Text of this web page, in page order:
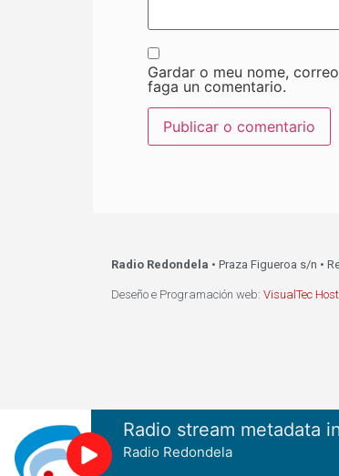
Gardar o meu nome,
faga un comentario.
Radio Redondela • Praza Figueroa s/n •
Deseño e Programación web: VisualTec Host
Radio stream metadata
Radio Redondela